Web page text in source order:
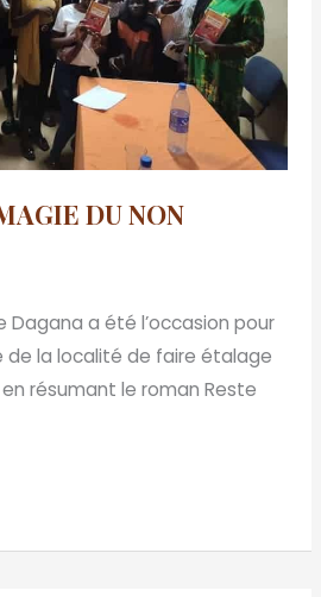
DU NON
Dagana a été l’occasion pour
la localité de faire étalage
résumant le roman Reste